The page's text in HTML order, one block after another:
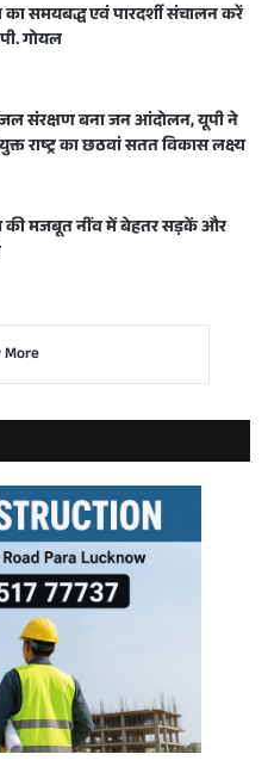
का समयबद्ध एवं पारदर्शी संचालन करें
गोयल
जल संरक्षण बना जन आंदोलन, यूपी ने
राष्ट्र का छठवां सतत विकास लक्ष्य
की मजबूत नींव में बेहतर सड़कें और
More